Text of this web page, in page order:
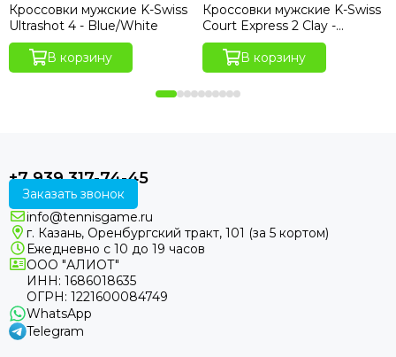
Кроссовки мужские K-Swiss
Ultrashot 4 - Blue/White
В корзину
Кроссовки мужские K-Swiss
Court Express 2 Clay -
Black/White
В корзину
+7 939 317-74-45
Заказать звонок
info@tennisgame.ru
г. Казань, Оренбургский тракт, 101 (за 5 кортом)
Ежедневно с 10 до 19 часов
ООО "АЛИОТ"
ИНН: 1686018635
ОГРН: 1221600084749
WhatsApp
Telegram